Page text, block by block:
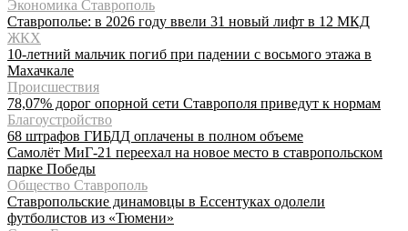
Экономика Ставрополь
Ставрополье: в 2026 году ввели 31 новый лифт в 12 МКД
ЖКХ
10-летний мальчик погиб при падении с восьмого этажа в
Махачкале
Происшествия
78,07% дорог опорной сети Ставрополя приведут к нормам
Благоустройство
68 штрафов ГИБДД оплачены в полном объеме
Самолёт МиГ-21 переехал на новое место в ставропольском
парке Победы
Общество Ставрополь
Ставропольские динамовцы в Ессентуках одолели
футболистов из «Тюмени»